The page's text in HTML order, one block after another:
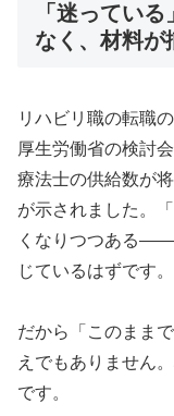
「迷ってい
なく、材料が
リハビリ職の転職
厚生労働省の検討
療法士の供給数が
が示されました。
くなりつつある——
じているはずです。
だから「このまま
えでもありません。
です。